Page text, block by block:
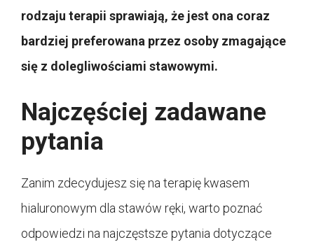
rodzaju terapii sprawiają, że jest ona coraz
bardziej preferowana przez osoby zmagające
się z dolegliwościami stawowymi.
Najczęściej zadawane
pytania
Zanim zdecydujesz się na terapię kwasem
hialuronowym dla stawów ręki, warto poznać
odpowiedzi na najczęstsze pytania dotyczące